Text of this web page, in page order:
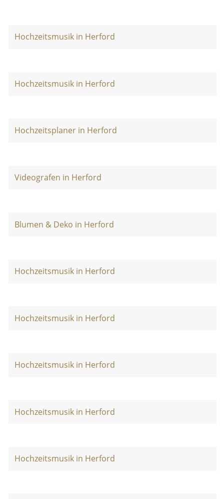
Hochzeitsmusik in Herford
Hochzeitsmusik in Herford
Hochzeitsplaner in Herford
Videografen in Herford
Blumen & Deko in Herford
Hochzeitsmusik in Herford
Hochzeitsmusik in Herford
Hochzeitsmusik in Herford
Hochzeitsmusik in Herford
Hochzeitsmusik in Herford